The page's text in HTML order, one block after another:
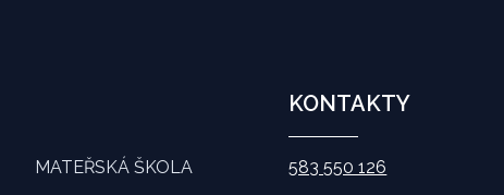
MATEŘSKÁ ŠKOLA
KONTAKTY
583 550 126